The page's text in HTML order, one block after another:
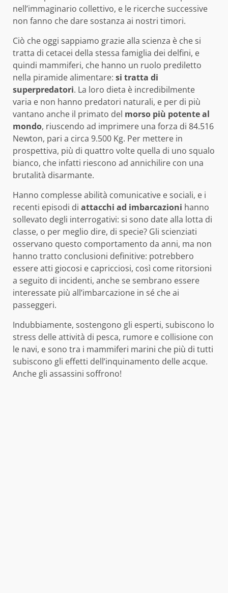
nell’immaginario collettivo, e le ricerche successive
non fanno che dare sostanza ai nostri timori.
Ciò che oggi sappiamo grazie alla scienza è che si
tratta di cetacei della stessa famiglia dei delfini, e
quindi mammiferi, che hanno un ruolo prediletto
nella piramide alimentare: si tratta di
superpredatori. La loro dieta è incredibilmente
varia e non hanno predatori naturali, e per di più
vantano anche il primato del morso più potente al
mondo, riuscendo ad imprimere una forza di 84.516
Newton, pari a circa 9.500 Kg. Per mettere in
prospettiva, più di quattro volte quella di uno squalo
bianco, che infatti riescono ad annichilire con una
brutalità disarmante.
Hanno complesse abilità comunicative e sociali, e i
recenti episodi di attacchi ad imbarcazioni hanno
sollevato degli interrogativi: si sono date alla lotta di
classe, o per meglio dire, di specie? Gli scienziati
osservano questo comportamento da anni, ma non
hanno tratto conclusioni definitive: potrebbero
essere atti giocosi e capricciosi, così come ritorsioni
a seguito di incidenti, anche se sembrano essere
interessate più all’imbarcazione in sé che ai
passeggeri.
Indubbiamente, sostengono gli esperti, subiscono lo
stress delle attività di pesca, rumore e collisione con
le navi, e sono tra i mammiferi marini che più di tutti
subiscono gli effetti dell’inquinamento delle acque.
Anche gli assassini soffrono!